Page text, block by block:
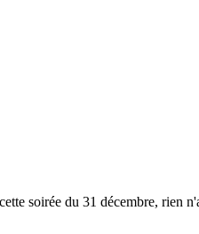
soirée du 31 décembre, rien